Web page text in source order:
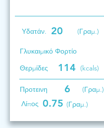
Υδατάν. 20 (Γραμ.)
Γλυκαιμικό Φορτίο
Θερμίδες
114 (kcals)
Προτεινη 6
(Γραμ.)
Λίπος 0.75 (Γραμ.)